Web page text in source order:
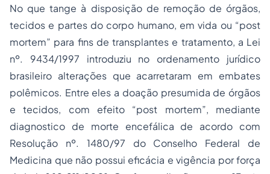
No que tange à disposição de remoção de órgãos,
tecidos e partes do corpo humano, em vida ou “post
mortem” para fins de transplantes e tratamento, a Lei
nº. 9434/1997 introduziu no ordenamento jurídico
brasileiro alterações que acarretaram em embates
polêmicos. Entre eles a doação presumida de órgãos
e tecidos, com efeito “post mortem”, mediante
diagnostico de morte encefálica de acordo com
Resolução nº. 1480/97 do Conselho Federal de
Medicina que não possui eficácia e vigência por força